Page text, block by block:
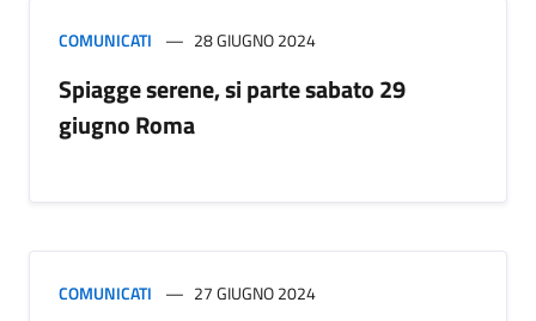
COMUNICATI 28 GIUGNO 2024
Spiagge serene, si parte sabato 29
giugno Roma
COMUNICATI 27 GIUGNO 2024